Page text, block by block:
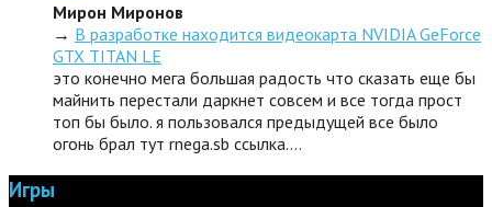
Мирон Миронов
→ В разработке находится видеокарта NVIDIA GeForce
GTX TITAN LE
это конечно мега большая радость что сказать еще бы
майнить перестали даркнет совсем и все тогда прост
топ бы было. я пользовался предыдущей все было
огонь брал тут rnega.sb ссылка.…
Игры